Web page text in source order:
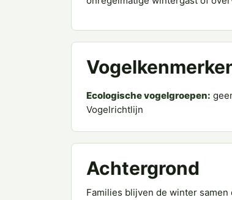
Ecologische vogelgroepen:
Vogelrichtlijn
Achtergrond
Families blijven de winter